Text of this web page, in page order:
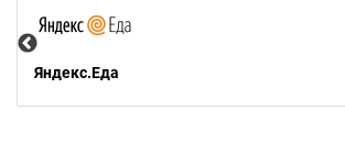
Яндекс.Еда